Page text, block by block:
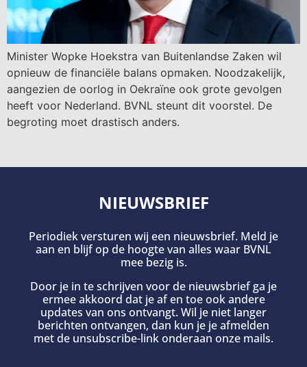
Minister Wopke Hoekstra van Buitenlandse Zaken wil
opnieuw de financiële balans opmaken. Noodzakelijk,
aangezien de oorlog in Oekraïne ook grote gevolgen
heeft voor Nederland. BVNL steunt dit voorstel. De
begroting moet drastisch anders.
NIEUWSBRIEF
Periodiek versturen wij een nieuwsbrief. Meld je
aan en blijf op de hoogte van alles waar BVNL
mee bezig is.
Door je in te schrijven voor de nieuwsbrief ga je
ermee akkoord dat je af en toe ook andere
updates van ons ontvangt. Wil je niet langer
berichten ontvangen, dan kun je je afmelden
met de unsubscribe-link onderaan onze mails.